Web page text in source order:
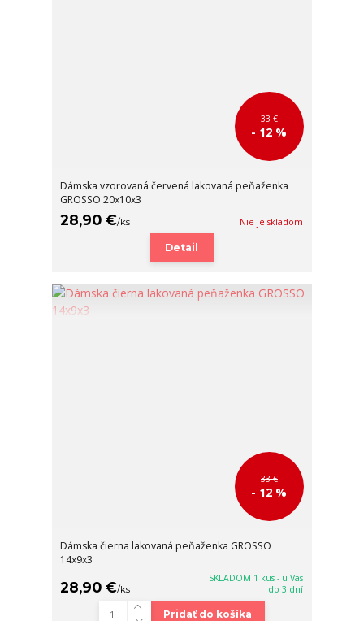
33 €
- 12 %
Dámska vzorovaná červená lakovaná peňaženka
GROSSO 20x10x3
28,90 €/ks Nie je skladom
Detail
33 €
- 12 %
Dámska čierna lakovaná peňaženka GROSSO
14x9x3
28,90 €/ks
SKLADOM 1 kus - u Vás
do 3 dní
Pridať do košíka